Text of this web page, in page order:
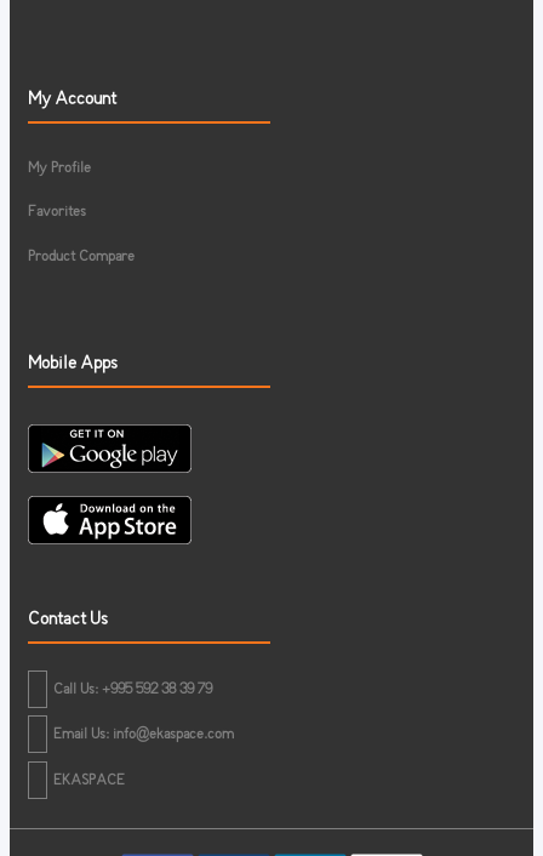
My Account
My Profile
Favorites
Product Compare
Mobile Apps
Contact Us
Call Us: +995 592 38 39 79
Email Us: info@ekaspace.com
EKASPACE